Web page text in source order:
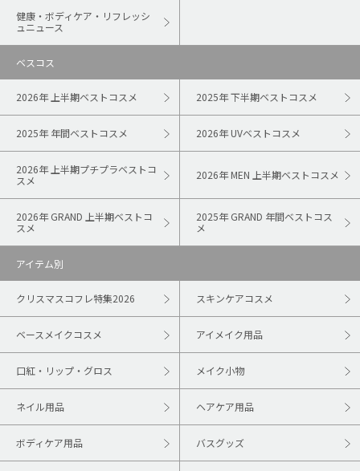
健康・ボディケア・リフレッシ
ュニュース
ベスコス
2026年 上半期ベストコスメ 2025年 下半期ベストコスメ
2025年 年間ベストコスメ 2026年 UVベストコスメ
2026年 上半期プチプラベストコ
スメ
2026年 MEN 上半期ベストコスメ
2026年 GRAND 上半期ベストコ
スメ
2025年 GRAND 年間ベストコス
メ
アイテム別
クリスマスコフレ特集2026 スキンケアコスメ
ベースメイクコスメ アイメイク用品
口紅・リップ・グロス メイク小物
ネイル用品 ヘアケア用品
ボディケア用品 バスグッズ